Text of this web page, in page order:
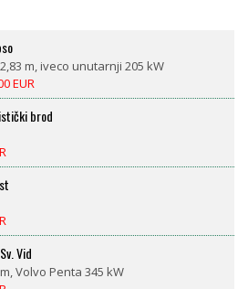
m, iveco unutarnji 205 kW
EUR
brod
Vid
Volvo Penta 345 kW